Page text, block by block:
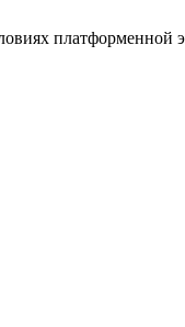
платформенной